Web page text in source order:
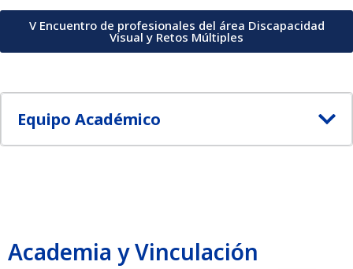
V Encuentro de profesionales del área Discapacidad
Visual y Retos Múltiples
Equipo Académico​
Academia y Vinculación